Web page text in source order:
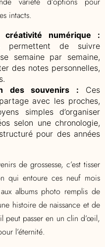
intacts.
numérique :
permettent de suivre
semaine par semaine,
des notes personnelles,
des souvenirs : Ces
avec les proches,
simples d’organiser
selon une chronologie,
pour des années
de grossesse, c’est tisser
qui entoure ces neuf mois
albums photo remplis de
histoire de naissance et de
peut passer en un clin d’œil,
l’éternité.